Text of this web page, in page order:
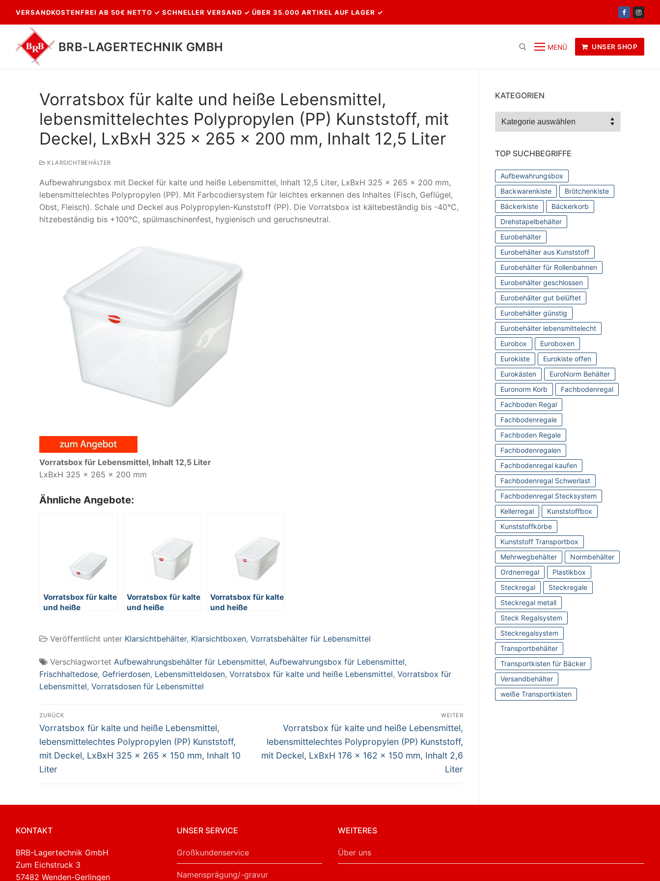
Inhalt
springen
VERSANDKOSTENFREI AB 50€ NETTO ✓ SCHNELLER VERSAND ✓ ÜBER 35.000 ARTIKEL AUF LAGER ✓
BRB-LAGERTECHNIK GMBH MENÜ UNSER SHOP
nach:
Vorratsbox für kalte und heiße Lebensmittel,
lebensmittelechtes Polypropylen (PP) Kunststoff, mit
Deckel, LxBxH 325 x 265 x 200 mm, Inhalt 12,5 Liter
KLARSICHTBEHÄLTER
Aufbewahrungsbox mit Deckel für kalte und heiße Lebensmittel, Inhalt 12,5 Liter, LxBxH 325 x 265 x 200 mm,
lebensmittelechtes Polypropylen (PP). Mit Farbcodiersystem für leichtes erkennen des Inhaltes (Fisch, Geflügel,
Obst, Fleisch). Schale und Deckel aus Polypropylen-Kunststoff (PP). Die Vorratsbox ist kältebeständig bis -40°C,
hitzebeständig bis +100°C, spülmaschinenfest, hygienisch und geruchsneutral.
Vorratsbox für Lebensmittel, Inhalt 12,5 Liter
LxBxH 325 x 265 x 200 mm
Ähnliche Angebote:
Vorratsbox für kalte
und heiße
Polypropylen (PP)
Deckel, LxBxH 265
x 162 x 65 mm,
Inhalt 1,8 Liter
Vorratsbox für kalte
und heiße
Polypropylen (PP)
Deckel, LxBxH 265
x 162 x 150 mm,
Inhalt 4,3 Liter
Vorratsbox für kalte
und heiße
Polypropylen (PP)
Deckel, LxBxH 325
x 176 x 150 mm,
Inhalt 6 Liter
Veröffentlicht unter Klarsichtbehälter, Klarsichtboxen, Vorratsbehälter für Lebensmittel
Verschlagwortet Aufbewahrungsbehälter für Lebensmittel, Aufbewahrungsbox für Lebensmittel,
Frischhaltedose, Gefrierdosen, Lebensmitteldosen, Vorratsbox für kalte und heiße Lebensmittel, Vorratsbox für
Lebensmittel, Vorratsdosen für Lebensmittel
Beitragsnavigation
ZURÜCK
Vorheriger
Beitrag:
Vorratsbox für kalte und heiße Lebensmittel,
lebensmittelechtes Polypropylen (PP) Kunststoff,
mit Deckel, LxBxH 325 x 265 x 150 mm, Inhalt 10
Liter
WEITER
Nächster
Beitrag:
Vorratsbox für kalte und heiße Lebensmittel,
lebensmittelechtes Polypropylen (PP) Kunststoff,
mit Deckel, LxBxH 176 x 162 x 150 mm, Inhalt 2,6
Liter
KATEGORIEN
Kategorien
TOP SUCHBEGRIFFE
Aufbewahrungsbox
Backwarenkiste
Brötchenkiste
Bäckerkiste
Bäckerkorb
Drehstapelbehälter
Eurobehälter
Eurobehälter aus Kunststoff
Eurobehälter für Rollenbahnen
Eurobehälter geschlossen
Eurobehälter gut belüftet
Eurobehälter günstig
Eurobehälter lebensmittelecht
Eurobox
Euroboxen
Eurokiste
Eurokiste offen
Eurokästen
EuroNorm Behälter
Euronorm Korb
Fachbodenregal
Fachboden Regal
Fachbodenregale
Fachboden Regale
Fachbodenregalen
Fachbodenregal kaufen
Fachbodenregal Schwerlast
Fachbodenregal Stecksystem
Kellerregal
Kunststoffbox
Kunststoffkörbe
Kunststoff Transportbox
Mehrwegbehälter
Normbehälter
Ordnerregal
Plastikbox
Steckregal
Steckregale
Steckregal metall
Steck Regalsystem
Steckregalsystem
Transportbehälter
Transportkisten für Bäcker
Versandbehälter
weiße Transportkisten
KONTAKT
BRB-Lagertechnik GmbH
Zum Eichstruck 3
57482 Wenden-Gerlingen
UNSER SERVICE
Großkundenservice
Namensprägung/-gravur
WEITERES
Über uns